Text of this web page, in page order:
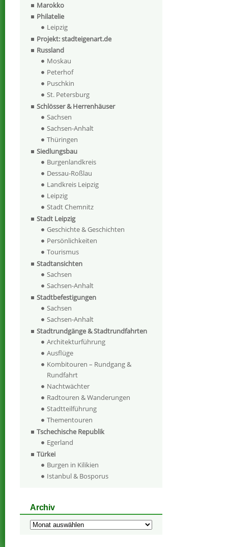
Marokko
Philatelie
Leipzig
Projekt: stadteigenart.de
Russland
Moskau
Peterhof
Puschkin
St. Petersburg
Schlösser & Herrenhäuser
Sachsen
Sachsen-Anhalt
Thüringen
Siedlungsbau
Burgenlandkreis
Dessau-Roßlau
Landkreis Leipzig
Leipzig
Stadt Chemnitz
Stadt Leipzig
Geschichte & Geschichten
Persönlichkeiten
Tourismus
Stadtansichten
Sachsen
Sachsen-Anhalt
Stadtbefestigungen
Sachsen
Sachsen-Anhalt
Stadtrundgänge & Stadtrundfahrten
Architekturführung
Ausflüge
Kombitouren – Rundgang &
Rundfahrt
Nachtwächter
Radtouren & Wanderungen
Stadtteilführung
Thementouren
Tschechische Republik
Egerland
Türkei
Burgen in Kilikien
Istanbul & Bosporus
Archiv
Archiv